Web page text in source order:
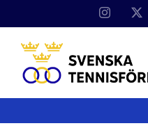
Instagram